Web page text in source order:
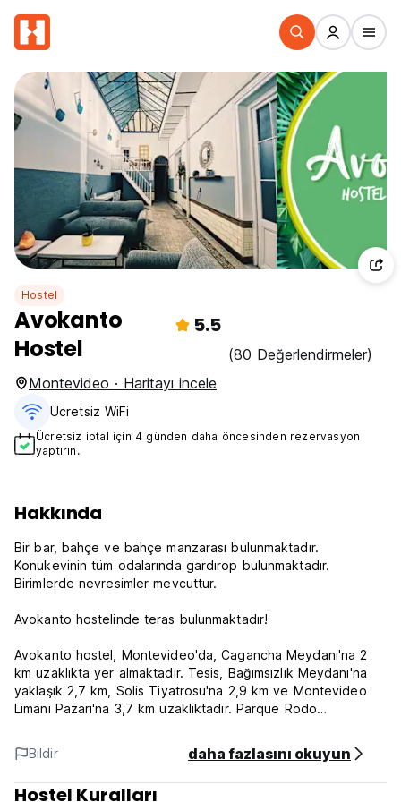
Hostel
Avokanto
Hostel
5.5
(80 Değerlendirmeler)
Montevideo · Haritayı incele
Ücretsiz WiFi
Ücretsiz iptal için 4 günden daha öncesinden rezervasyon
yaptırın.
Hakkında
Bir bar, bahçe ve bahçe manzarası bulunmaktadır.
Konukevinin tüm odalarında gardırop bulunmaktadır.
Birimlerde nevresimler mevcuttur.
Avokanto hostelinde teras bulunmaktadır!
Avokanto hostel, Montevideo'da, Cagancha Meydanı'na 2
km uzaklıkta yer almaktadır. Tesis, Bağımsızlık Meydanı'na
yaklaşık 2,7 km, Solis Tiyatrosu'na 2,9 km ve Montevideo
Limanı Pazarı'na 3,7 km uzaklıktadır. Parque Rodo
mesafededir.
Konaklama yakınındaki popüler ilgi çekici yerler arasında
Teatro de Verano, Belediye Sarayı ve Punta Carretas
Bildir daha fazlasını okuyun
Hostel Kuralları